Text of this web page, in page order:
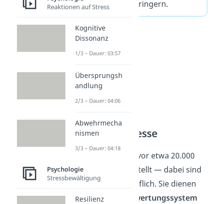
Körperhaltung verringern.
Kognitive Prozesse
Pro Tag werden wir vor etwa 20.000
Entscheidungen gestellt — dabei sind
uns Emotionen behilflich. Sie dienen
als emotionales Bewertungssystem
Reaktionen auf Stress
Kognitive
Dissonanz
1/3 – Dauer: 03:57
Übersprungsh
andlung
2/3 – Dauer: 04:06
Abwehrmecha
nismen
3/3 – Dauer: 04:18
Psychologie
Stressbewältigung
Resilienz